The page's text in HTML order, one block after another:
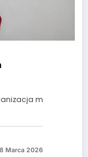
m
8 Marca 2026